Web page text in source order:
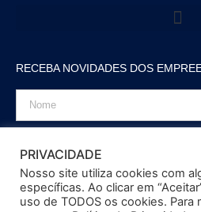
RECEBA NOVIDADES DOS
PRIVACIDADE
Nosso site utiliza cookies com
específicas. Ao clicar em
uso de TODOS os cookies. Para